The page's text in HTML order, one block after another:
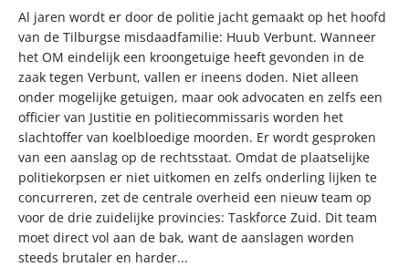
Al jaren wordt er door de politie jacht gemaakt op het hoofd
van de Tilburgse misdaadfamilie: Huub Verbunt. Wanneer
het OM eindelijk een kroongetuige heeft gevonden in de
zaak tegen Verbunt, vallen er ineens doden. Niet alleen
onder mogelijke getuigen, maar ook advocaten en zelfs een
officier van Justitie en politiecommissaris worden het
slachtoffer van koelbloedige moorden. Er wordt gesproken
van een aanslag op de rechtsstaat. Omdat de plaatselijke
politiekorpsen er niet uitkomen en zelfs onderling lijken te
concurreren, zet de centrale overheid een nieuw team op
voor de drie zuidelijke provincies: Taskforce Zuid. Dit team
moet direct vol aan de bak, want de aanslagen worden
steeds brutaler en harder...